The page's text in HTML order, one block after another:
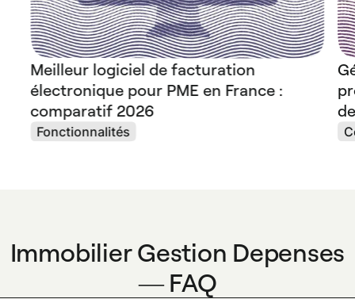
Meilleur logiciel de facturation
électronique pour PME en France :
comparatif 2026
Fonctionnalités
Immobilier Gestion Depenses
— FAQ